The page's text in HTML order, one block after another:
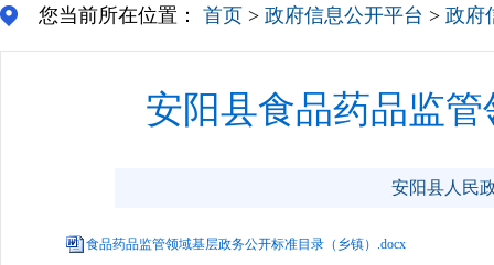
您当前所在位置： 首页 > 政府信息公开平台 > 政府
安阳县食品药品监
安阳县人民
食品药品监管领域基层政务公开标准目录（乡镇）.docx